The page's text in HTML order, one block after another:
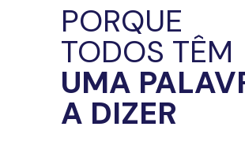
PORQUE
TODOS TÊM
UMA
A DIZER